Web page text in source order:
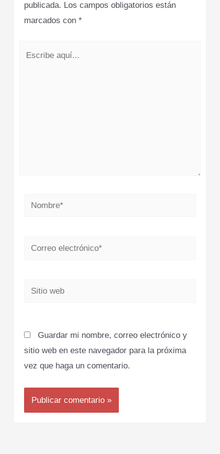
publicada. Los campos obligatorios están
marcados con*
Nombre*
Correo
Sitio
Guardar mi nombre, correo electrónico y
sitio web en este navegador para la próxima
vez que haga un comentario.